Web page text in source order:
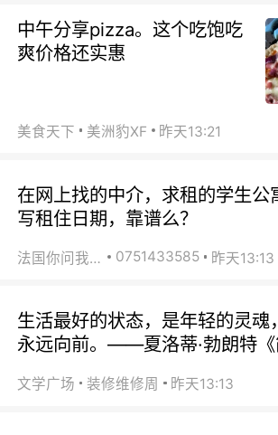
中午分享pizza。这个吃饱吃
爽价格还实惠
美食天下 美洲豹XF 昨天13:21
在网上找的中介，求租的学生公
写租住日期，靠谱么？
法国你问我答 0751433585 昨天13:13
生活最好的状态，是年轻的灵魂
永远向前。——夏洛蒂·勃朗特《
文学广场 装修维修周 昨天13:13